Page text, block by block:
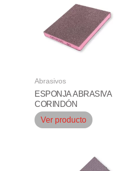
Abrasivos
ESPONJA ABRASIVA
CORINDÓN
Ver producto